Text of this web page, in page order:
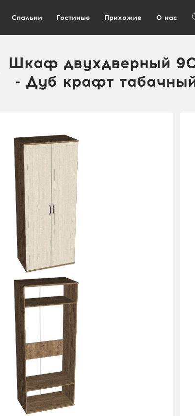
Спальни Гостиные Прихожие О нас
Шкаф двухдверный
- Дуб крафт